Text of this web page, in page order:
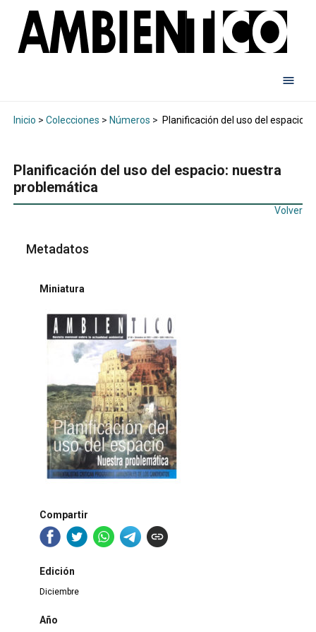
Inicio > Colecciones > Números > Planificación del uso del espacio:
Planificación del uso del espacio: nuestra
problemática
Volver
Metadatos
Miniatura
Compartir
Edición
Diciembre
Año